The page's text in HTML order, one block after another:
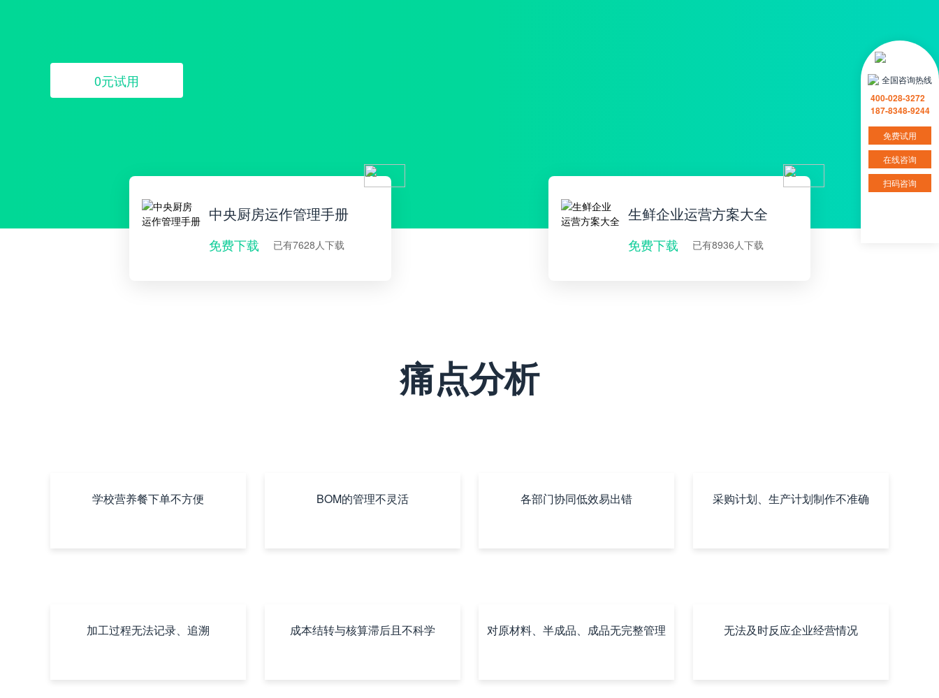
0元试用
中央厨房运作管理手册
免费下载 已有7628人下载
生鲜企业运营方案大全
免费下载 已有8936人下载
痛点分析
学校营养餐下单不方便 BOM的管理不灵活 各部门协同低效易出错 采购计划、生产计划制作不准确
加工过程无法记录、追溯 成本结转与核算滞后且不科学 对原材料、半成品、成品无完整管理 无法及时反应企业经营情况
全国咨询热线
400-028-3272
187-8348-9244
免费试用
在线咨询
扫码咨询